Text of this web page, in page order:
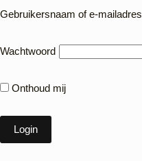
Gebruikersnaam of e-mailadres
Wachtwoord
Onthoud mij